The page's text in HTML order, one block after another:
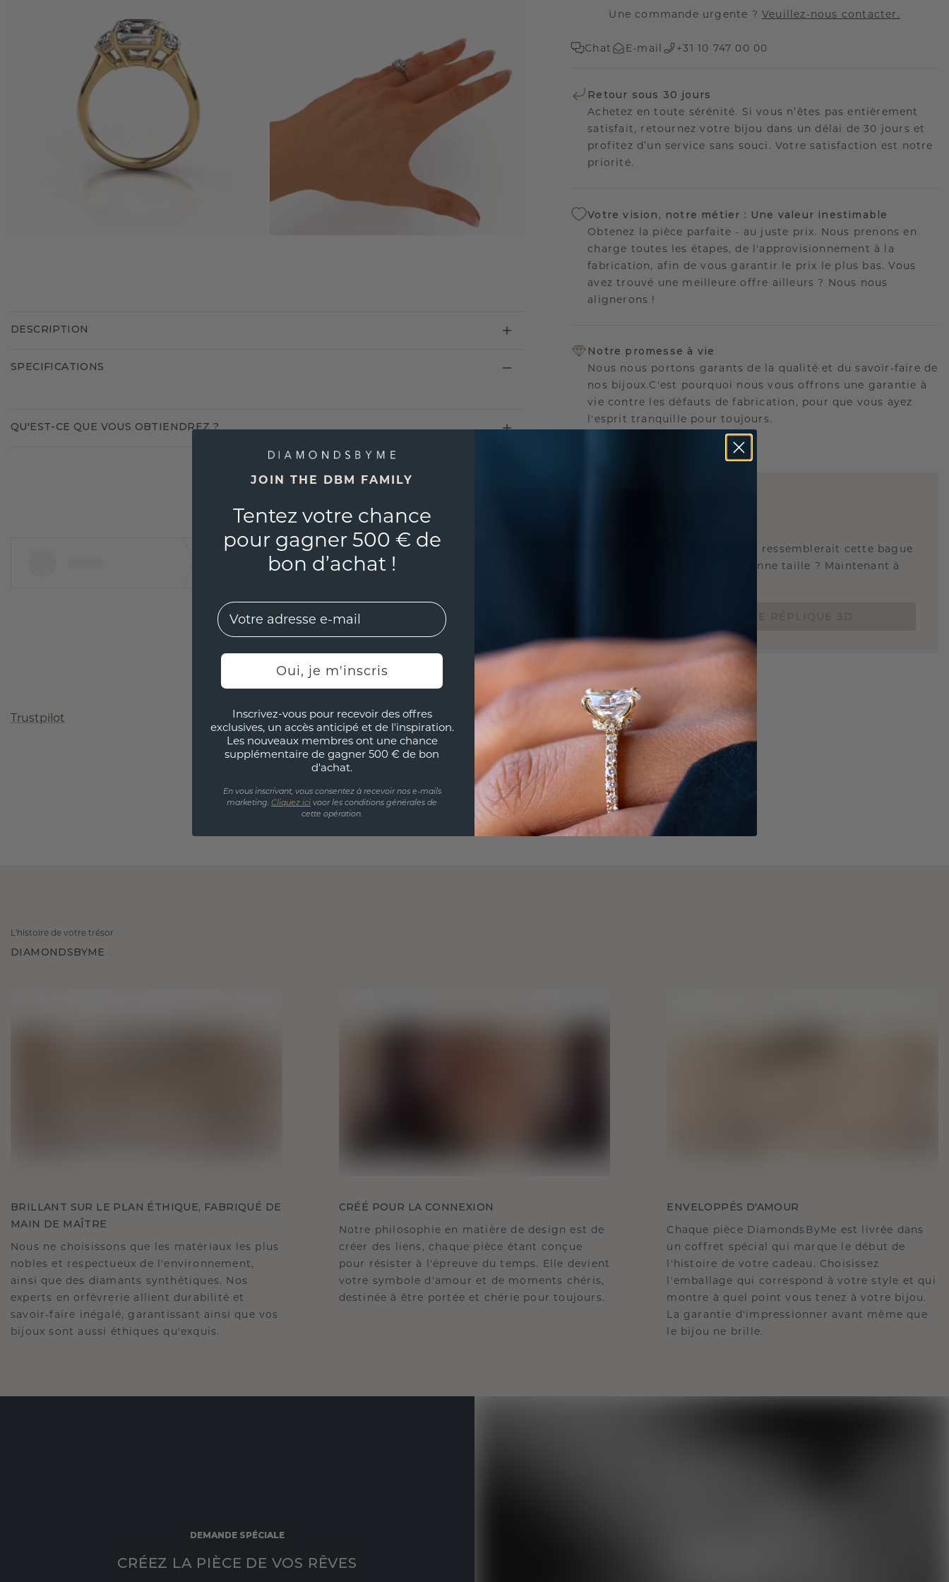
Une commande urgente ? Veuillez-nous contacter.
Chat E-mail +31 10 747 00 00
Retour sous 30 jours
Achetez en toute sérénité. Si vous n’êtes pas entièrement
satisfait, retournez votre bijou dans un délai de 30 jours et
profitez d’un service sans souci. Votre satisfaction est notre
priorité.
Votre vision, notre métier : Une valeur inestimable
Obtenez la pièce parfaite - au juste prix. Nous prenons en
charge toutes les étapes, de l'approvisionnement à la
fabrication, afin de vous garantir le prix le plus bas. Vous
avez trouvé une meilleure offre ailleurs ? Nous nous
alignerons !
Notre promesse à vie
Nous nous portons garants de la qualité et du savoir-faire de
nos bijoux.C'est pourquoi nous vous offrons une garantie à
vie contre les défauts de fabrication, pour que vous ayez
l'esprit tranquille pour toujours.
Souhaitez-vous savoir à quoi ressemblerait cette bague
sur vous et si elle est à la bonne taille ? Maintenant à
DESCRIPTION
SPECIFICATIONS
QU'EST-CE QUE VOUS OBTIENDREZ ?
Trustpilot
L'histoire de votre trésor
DIAMONDSBYME
BRILLANT SUR LE PLAN ÉTHIQUE, FABRIQUÉ DE
MAIN DE MAÎTRE
Nous ne choisissons que les matériaux les plus
nobles et respectueux de l'environnement,
ainsi que des diamants synthétiques. Nos
experts en orfèvrerie allient durabilité et
savoir-faire inégalé, garantissant ainsi que vos
bijoux sont aussi éthiques qu'exquis.
CRÉÉ POUR LA CONNEXION
Notre philosophie en matière de design est de
créer des liens, chaque pièce étant conçue
pour résister à l'épreuve du temps. Elle devient
votre symbole d'amour et de moments chéris,
destinée à être portée et chérie pour toujours.
ENVELOPPÉS D'AMOUR
Chaque pièce DiamondsByMe est livrée dans
un coffret spécial qui marque le début de
l'histoire de votre cadeau. Choisissez
l'emballage qui correspond à votre style et qui
montre à quel point vous tenez à votre bijou.
La garantie d'impressionner avant même que
le bijou ne brille.
DEMANDE SPÉCIALE
CRÉEZ LA PIÈCE DE VOS RÊVES
JOIN THE DBM FAMILY
Tentez votre chance
pour gagner 500 € de
bon d’achat !
EMail
Oui, je m'inscris
Inscrivez-vous pour recevoir des offres
exclusives, un accès anticipé et de l'inspiration.
Les nouveaux membres ont une chance
supplémentaire de gagner 500 € de bon
d'achat.
En vous inscrivant, vous consentez à recevoir nos e-mails
marketing. Cliquez ici voor les conditions générales de
cette opération.